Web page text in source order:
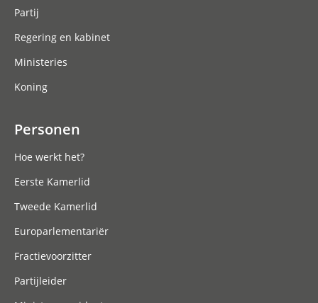
Partij
Regering en kabinet
Ministeries
Koning
Personen
Hoe werkt het?
Eerste Kamerlid
Tweede Kamerlid
Europarlementariër
Fractievoorzitter
Partijleider